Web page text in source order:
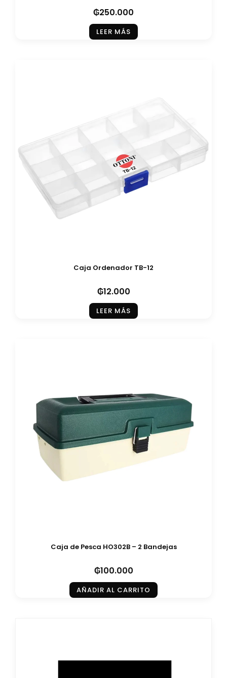
₲250.000
LEER MÁS
Caja Ordenador TB-12
₲12.000
LEER MÁS
Caja de Pesca HO302B – 2 Bandejas
₲100.000
AÑADIR AL CARRITO